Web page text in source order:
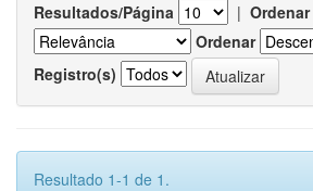
Resultados/Página |
Ordenar
Registro(s)
Resultado 1-1 de 1.